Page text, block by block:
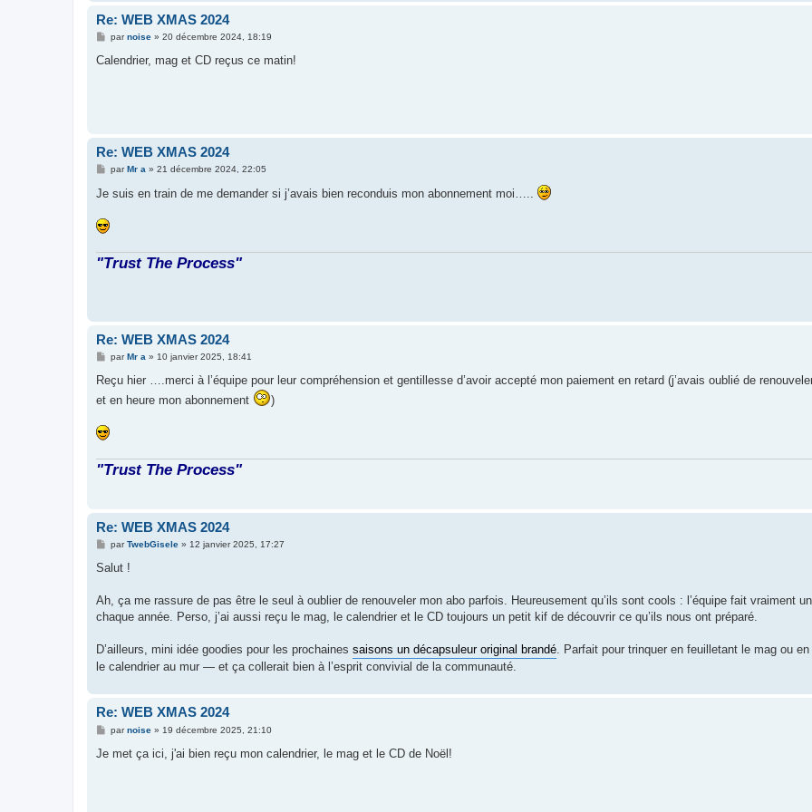
Re: WEB XMAS 2024
M
s
parnoise» 20 décembre 2024, 18:19
Calendrier, mag et CD reçus ce matin!
Re: WEB XMAS 2024
M
s
s
g
e
parMr a » 21 décembre 2024, 22:05
Je suis en train de me demander si j’avais bien reconduis mon abonnement moi…..
"Trust The Process"
Re: WEB XMAS 2024
M
s
a
parMr a » 10 janvier 2025, 18:41
Reçu hier ….merci à l’équipe pour leur compréhension et gentillesse d’avoir accepté mon paiement en retard (j’avais oublié de
et en heure mon abonnement
)
"Trust The Process"
Re: WEB XMAS 2024
M
s
g
e
parTwebGisele» 12 janvier 2025, 17:27
Salut !
Ah, ça me rassure de pas être le seul à oublier de renouveler mon abo parfois. Heureusement qu’ils sont cools : l’équipe fait vraiment
chaque année. Perso, j’ai aussi reçu le mag, le calendrier et le CD toujours un petit kif de découvrir ce qu’ils nous ont préparé.
D’ailleurs, mini idée goodies pour les prochaines saisons un décapsuleur original brandé. Parfait pour trinquer en feuilletant le mag ou
le calendrier au mur — et ça collerait bien à l’esprit convivial de la communauté.
Re: WEB XMAS 2024
M
s
parnoise» 19 décembre 2025, 21:10
Je met ça ici, j'ai bien reçu mon calendrier, le mag et le CD de Noël!